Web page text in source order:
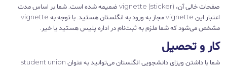
صفحات خالی آن، vignette (sticker) ضمیمه شده است. شما بر اساس مدت
اعتبار این vignette مجاز به ورود به انگلستان هستید. با توجه به vignette
مشخص می‌شود که شما ملزم به ثبت‌نام در اداره پلیس هستید یا خیر.
کار و تحصیل
شما با داشتن ویزای دانشجویی انگلستان می‌توانید به عنوان student union